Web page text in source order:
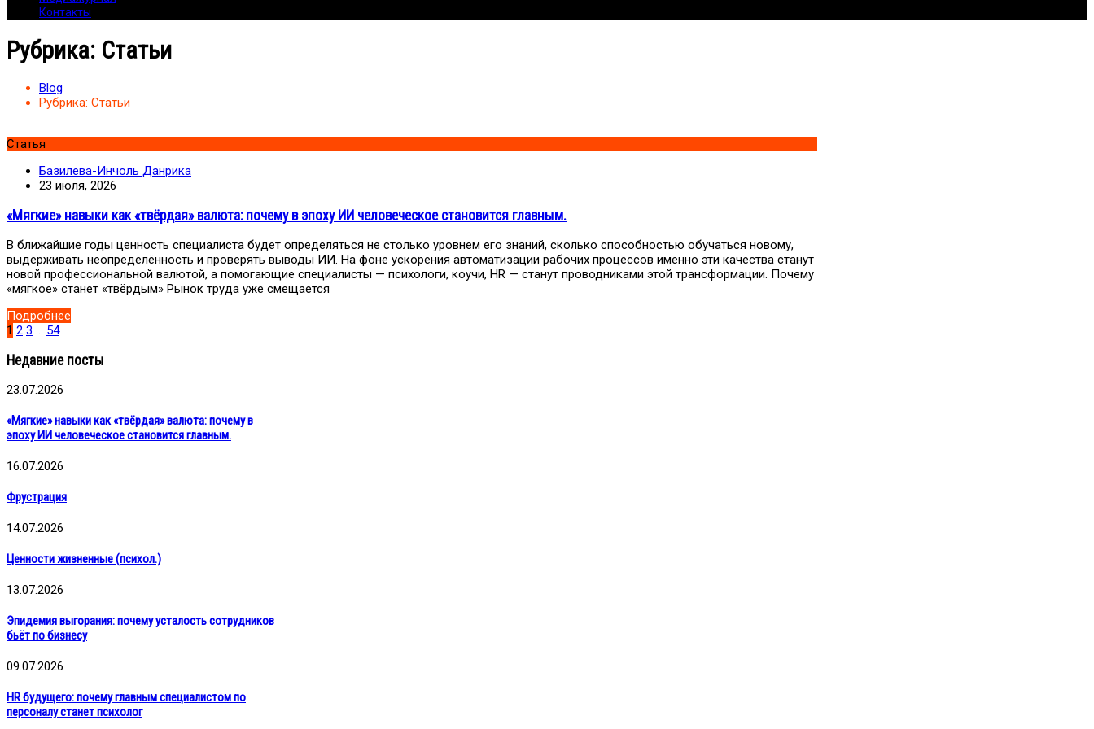
Контакты
Рубрика: Статьи
Blog
Рубрика: Статьи
Статья
Базилева-Инчоль Данрика
23 июля, 2026
«Мягкие» навыки как «твёрдая» валюта: почему в эпоху ИИ человеческое становится главным.
В ближайшие годы ценность специалиста будет определяться не столько уровнем его знаний, сколько способностью обучаться новому,
выдерживать неопределённость и проверять выводы ИИ. На фоне ускорения автоматизации рабочих процессов именно эти качества станут
новой профессиональной валютой, а помогающие специалисты — психологи, коучи, HR — станут проводниками этой трансформации. Почему
«мягкое» станет «твёрдым» Рынок труда уже смещается
Подробнее
1 2 3 … 54
Недавние посты
23.07.2026
«Мягкие» навыки как «твёрдая» валюта: почему в
эпоху ИИ человеческое становится главным.
16.07.2026
Фрустрация
14.07.2026
Ценности жизненные (психол.)
13.07.2026
Эпидемия выгорания: почему усталость сотрудников
бьёт по бизнесу
09.07.2026
HR будущего: почему главным специалистом по
персоналу станет психолог